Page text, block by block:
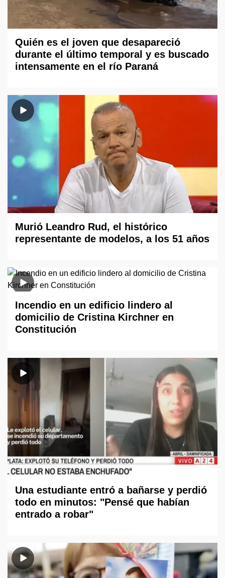
Quién es el joven que desapareció
durante el último temporal y es buscado
intensamente en el río Paraná
Murió Leandro Rud, el histórico
representante de modelos, a los 51 años
Incendio en un edificio lindero al
domicilio de Cristina Kirchner en
Constitución
Una estudiante entró a bañarse y perdió
todo en minutos: "Pensé que habían
entrado a robar"